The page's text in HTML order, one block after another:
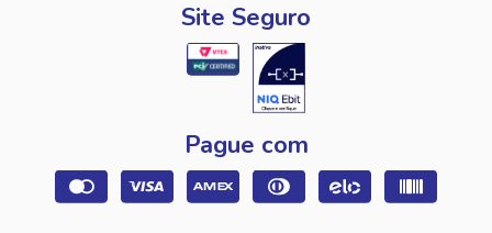
Site Seguro
Pague com